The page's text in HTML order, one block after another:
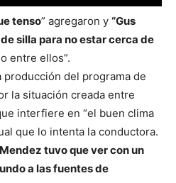
tenso” agregaron y “Gus
silla para no estar cerca de
entre ellos”.
del programa de
la situación creada entre
interfiere en “el buen clima
que lo intenta la conductora.
tuvo que ver con un
a las fuentes de